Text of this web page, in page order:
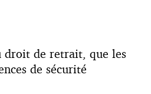
droit de retrait, que les
de sécurité